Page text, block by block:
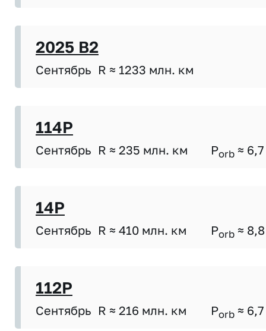
2025 B2
Сентябрь R ≈ 1233 млн. км
114P
Сентябрь R ≈ 235 млн. км Porb ≈ 6,7
14P
Сентябрь R ≈ 410 млн. км Porb ≈ 8,8
112P
Сентябрь R ≈ 216 млн. км Porb ≈ 6,7